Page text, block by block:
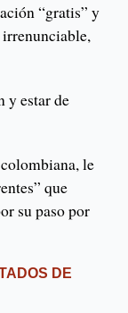
“gratis” y
y estar de
le
que
su paso por
DE